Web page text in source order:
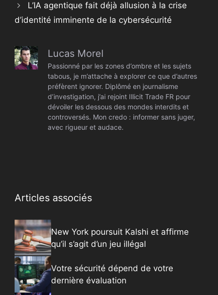
L’IA agentique fait déjà allusion à la crise
d’identité imminente de la cybersécurité
Lucas Morel
Passionné par les zones d’ombre et les sujets
tabous, je m’attache à explorer ce que d’autres
préfèrent ignorer. Diplômé en journalisme
d’investigation, j’ai rejoint Illicit Trade FR pour
dévoiler les dessous des mondes interdits et
controversés. Mon credo : informer sans juger,
avec rigueur et audace.
Articles associés
New York poursuit Kalshi et affirme
qu’il s’agit d’un jeu illégal
Votre sécurité dépend de votre
dernière évaluation